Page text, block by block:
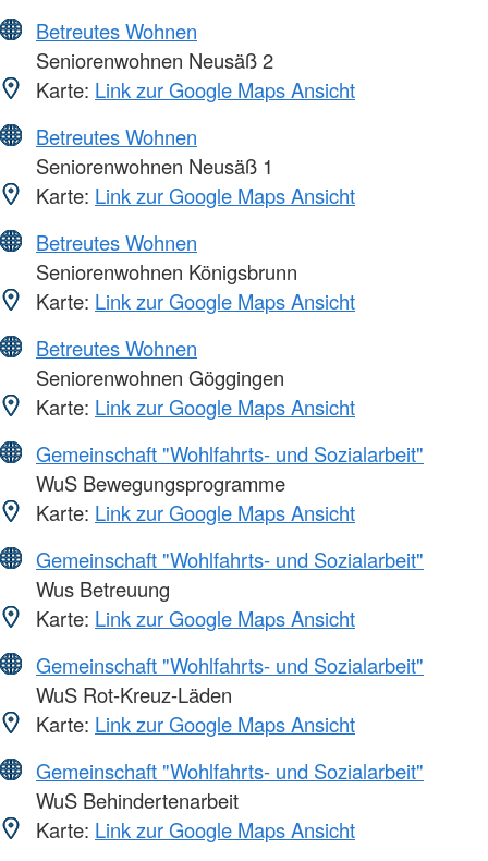
Betreutes Wohnen
Seniorenwohnen Neusäß 2
Karte: Link zur Google Maps Ansicht
Betreutes Wohnen
Seniorenwohnen Neusäß 1
Karte: Link zur Google Maps Ansicht
Betreutes Wohnen
Seniorenwohnen Königsbrunn
Karte: Link zur Google Maps Ansicht
Betreutes Wohnen
Seniorenwohnen Göggingen
Karte: Link zur Google Maps Ansicht
Gemeinschaft "Wohlfahrts- und Sozialarbeit"
WuS Bewegungsprogramme
Karte: Link zur Google Maps Ansicht
Gemeinschaft "Wohlfahrts- und Sozialarbeit"
Wus Betreuung
Karte: Link zur Google Maps Ansicht
Gemeinschaft "Wohlfahrts- und Sozialarbeit"
WuS Rot-Kreuz-Läden
Karte: Link zur Google Maps Ansicht
Gemeinschaft "Wohlfahrts- und Sozialarbeit"
WuS Behindertenarbeit
Karte: Link zur Google Maps Ansicht